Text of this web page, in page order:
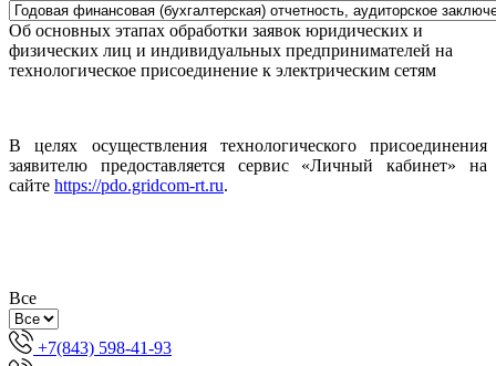
Об основных этапах обработки заявок юридических и
физических лиц и индивидуальных предпринимателей на
технологическое присоединение к электрическим сетям
В целях осуществления технологического присоединения
заявителю предоставляется сервис «Личный кабинет» на
сайте https://pdo.gridcom-rt.ru.
Все
+7(843) 598-41-93